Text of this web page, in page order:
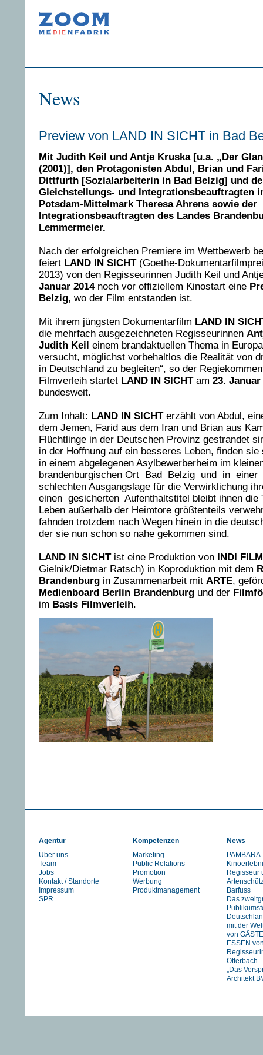
News
Preview von LAND IN SICHT in Bad
Mit Judith Keil und Antje Kruska [u.a. „Der
(2001)], den Protagonisten Abdul, Brian und
Dittfurth [Sozialarbeiterin in Bad Belzig] und
Gleichstellungs- und Integrationsbeauftragten
Potsdam-Mittelmark Theresa Ahrens sowie der
Integrationsbeauftragten des Landes
Lemmermeier.
Nach der erfolgreichen Premiere im Wettbewerb
feiert LAND IN SICHT(Goethe-
2013) von den Regisseurinnen Judith Keil und
Januar 2014noch vor offiziellem Kinostart eine
Belzig, wo der Film entstanden ist.
Mit ihrem jüngsten Dokumentarfilm LAND IN
die mehrfach ausgezeichneten Regisseurinnen
Judith Keil einem brandaktuellen Thema in
versucht, möglichst vorbehaltlos die Realität von
in Deutschland zu begleiten“, so der
Filmverleih startet LAND IN SICHT am 23. Januar
bundesweit.
Zum Inhalt: LAND IN SICHTerzählt von Abdul,
dem Jemen, Farid aus dem Iran und Brian aus
Flüchtlinge in der Deutschen Provinz gestrandet
in der Hoffnung auf ein besseres Leben, finden sie
in einem abgelegenen Asylbewerberheim im
brandenburgischen Ort Bad Belzig und in
schlechten Ausgangslage für die Verwirklichung
einen gesicherten Aufenthaltstitel bleibt ihnen die
Leben außerhalb der Heimtore größtenteils
fahnden trotzdem nach Wegen hinein in die
der sie nun schon so nahe gekommen sind.
LAND IN SICHT ist eine Produktion von INDI FILM
Gielnik/Dietmar Ratsch) in Koproduktion mit dem
Brandenburg in Zusammenarbeit mit ARTE,
Medienboard Berlin Brandenburg und der
im Basis Filmverleih.
Agentur
Über uns
Team
Jobs
Kontakt / Standorte
Impressum
SPR
Kompetenzen
Marketing
Public Relations
Promotion
Werbung
Produktmanagement
News
Regisseur
Barfuss
Das
mit der
von
ESSEN
Otterbach
„Das
Architekt
exklusiv in